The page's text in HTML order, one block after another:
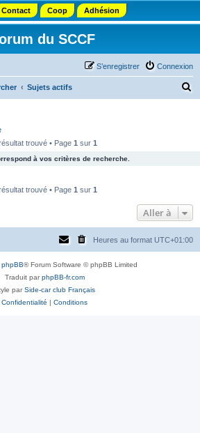
Contact Coop Adhésion
du SCCF
Connexion
S’enregistrer
Sujets actifs
e
r
trouvé • Page 1 sur 1
à vos critères de recherche.
trouvé • Page 1 sur 1
Aller à
Heures au format UTC+01:00
phpBB® Forum Software © phpBB Limited
Traduit parphpBB-fr.com
parSide-car club Français
Confidentialité | Conditions